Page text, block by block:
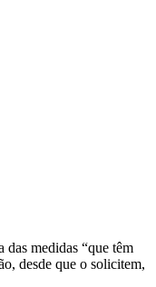
medidas “que têm
desde que o solicitem,